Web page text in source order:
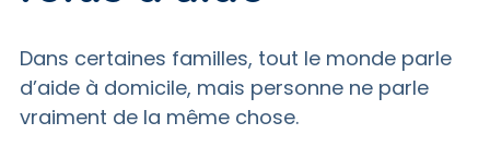
Dans certaines familles, tout le monde parle
d’aide à domicile, mais personne ne parle
vraiment de la même chose.